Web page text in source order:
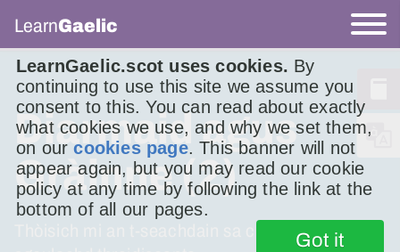
LearnGaelic.scot uses cookies. By
continuing to use this site we assume you
consent to this. You can read about exactly
what cookies we use, and why we set them,
on ourcookies page. This banner will not
appear again, but you may read our cookie
policy at any time by following the link at the
bottom of all our pages.
Got it
LearnGaelic
Diarmaid agus
Gràinne (2)
Thòisich mi an t-seachdain sa chaidh air an